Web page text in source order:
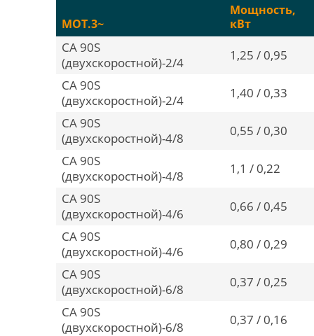
MOT.3~
Мощность,
кВт
CA 90S
(двухскоростной)-2/4
1,25 / 0,95
CA 90S
(двухскоростной)-2/4
1,40 / 0,33
CA 90S
(двухскоростной)-4/8
0,55 / 0,30
CA 90S
(двухскоростной)-4/8
1,1 / 0,22
CA 90S
(двухскоростной)-4/6
0,66 / 0,45
CA 90S
(двухскоростной)-4/6
0,80 / 0,29
CA 90S
(двухскоростной)-6/8
0,37 / 0,25
CA 90S
(двухскоростной)-6/8
0,37 / 0,16